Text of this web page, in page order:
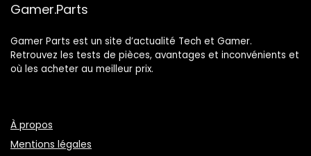
Gamer.Parts
Gamer Parts est un site d’actualité Tech et Gamer.
Retrouvez les tests de pièces, avantages et inconvénients et
où les acheter au meilleur prix.
À propos
Mentions légales